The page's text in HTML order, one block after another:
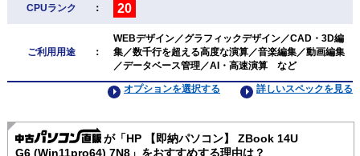
CPUランク ： 20
ご利用用途 ：
WEBデザイン／グラフィックデザイン／CAD・3D編
集／数千行を超える高度な演算／音楽編集／動画編集
／データベース管理／AI・高速演算 など
詳しいスペックを見る
オプションを選択する
が「HP 【即納パソコン】 ZBook 14U
G6 (Win11pro64) 7N8」をおすすめする理由は？